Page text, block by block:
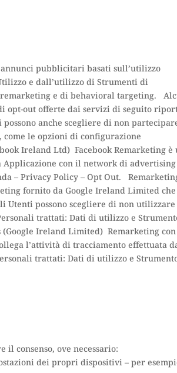
pubblicitari basati sull’utilizzo
e dall’utilizzo di Strumenti di
e di behavioral targeting.
opt-out offerte dai servizi di seguito
anche scegliere di non
le opzioni di configurazione
Ireland Ltd) Facebook Remarketing è
con il network di advertising
– Privacy Policy – Opt Out.
fornito da Google Ireland Limited che
Utenti possono scegliere di non
trattati: Dati di utilizzo e
Ireland Limited) Remarketing con
l’attività di tracciamento effettuata
trattati: Dati di utilizzo e
consenso, ove necessario:
dei propri dispositivi – per